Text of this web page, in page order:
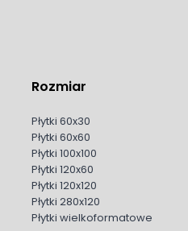
Rozmiar
Płytki 60x30
Płytki 60x60
Płytki 100x100
Płytki 120x60
Płytki 120x120
Płytki 280x120
Płytki wielkoformatowe